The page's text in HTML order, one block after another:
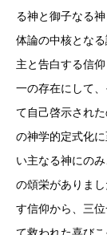
る神と御子なる
体論の中核とな
主と告白する信
一の存在にして
て自己啓示され
の神学的定式化
い主なる神にの
の頌栄がありま
す信仰から、三